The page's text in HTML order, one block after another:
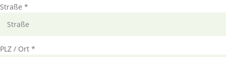
Straße *
PLZ / Ort *